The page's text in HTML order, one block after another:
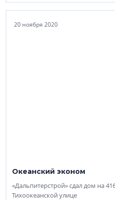
20 ноября 2020
Океанский эконом
«Дальпитерстрой» сдал дом на
Тихоокеанской улице